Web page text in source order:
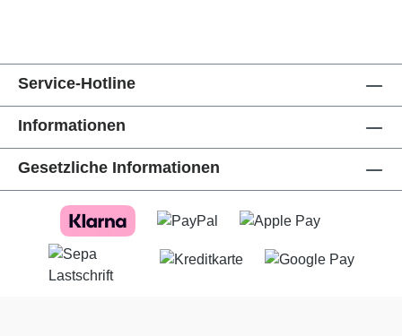
Service-Hotline
Informationen
Gesetzliche Informationen